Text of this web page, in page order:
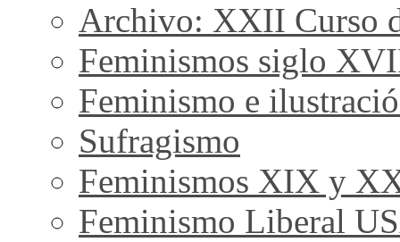
Archivo: XXII Curso
Feminismos siglo
Feminismo e
Sufragismo
Feminismos XIX y
Feminismo Liberal